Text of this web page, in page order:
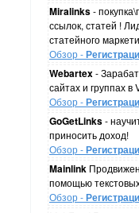
Miralinks-
ссылок, статей !
статейного
Обзор -
Webartex-
сайтах и группах в
Обзор -
GoGetLinks-
приносить доход!
Обзор -
Mainlink
помощью
Обзор -